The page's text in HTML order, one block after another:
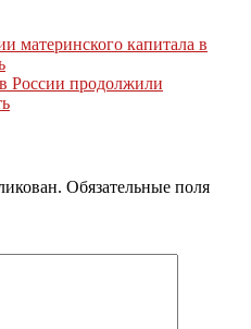
материнского капитала в
России продолжили
Обязательные поля